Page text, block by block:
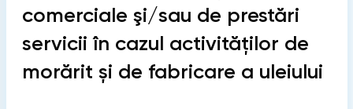
comerciale şi/sau de prestări
servicii în cazul activităților de
morărit și de fabricare a uleiului